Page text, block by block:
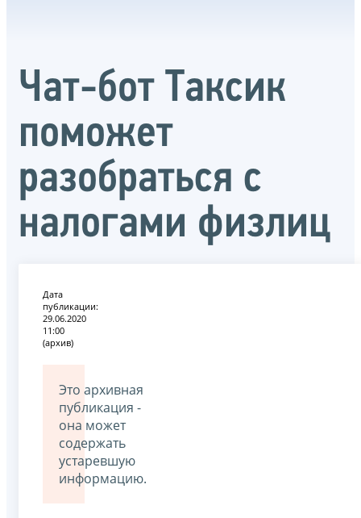
Чат-бот Таксик
поможет
разобраться с
налогами физлиц
Дата
публикации:
29.06.2020
11:00
(архив)
Это архивная
публикация -
она может
содержать
устаревшую
информацию.